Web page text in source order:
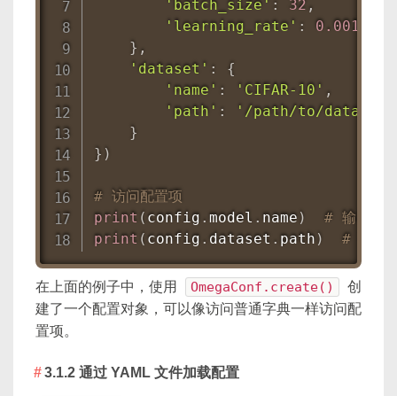
'batch_size' : 32 ,
'learning_rate' :
0.001
} ,
'dataset' :
{
'name' : 'CIFAR-10' ,
'path' :
'/path/to/data'
}
} )
# 访问配置项
print ( config . model . name )
# 输出：
print ( config . dataset . path ) # 输
在上面的例子中，使用 OmegaConf.create()
创
建了一个配置对象，可以像访问普通字典一样访问配
置项。
3.1.2 通过 YAML 文件加载配置